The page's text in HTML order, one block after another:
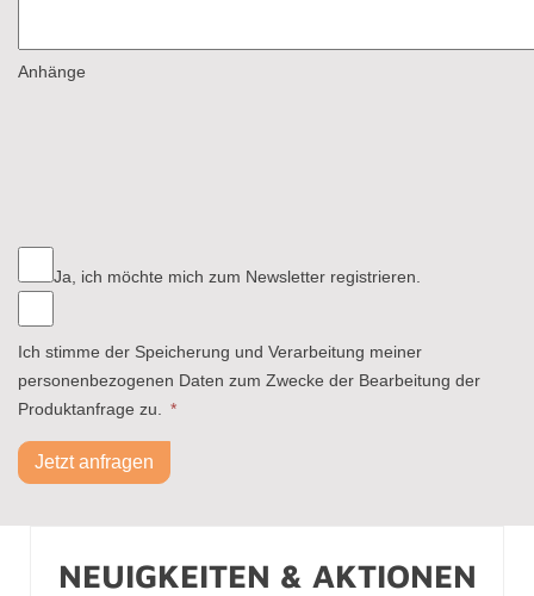
Anhänge
Ja, ich möchte mich zum Newsletter registrieren.
Ich stimme der Speicherung und Verarbeitung meiner
personenbezogenen Daten zum Zwecke der Bearbeitung der
Produktanfrage zu.
*
Jetzt anfragen
NEUIGKEITEN & AKTIONEN